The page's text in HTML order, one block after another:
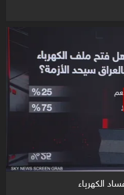
الكهرباء